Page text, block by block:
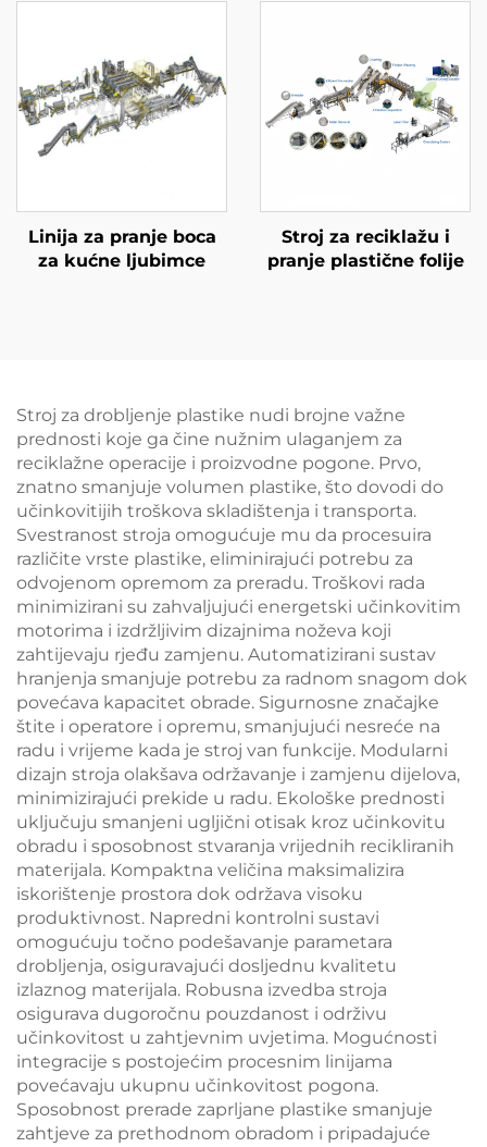
Linija za pranje boca
za kućne ljubimce
Stroj za reciklažu i
pranje plastične folije
Stroj za drobljenje plastike nudi brojne važne
prednosti koje ga čine nužnim ulaganjem za
reciklažne operacije i proizvodne pogone. Prvo,
znatno smanjuje volumen plastike, što dovodi do
učinkovitijih troškova skladištenja i transporta.
Svestranost stroja omogućuje mu da procesuira
različite vrste plastike, eliminirajući potrebu za
odvojenom opremom za preradu. Troškovi rada
minimizirani su zahvaljujući energetski učinkovitim
motorima i izdržljivim dizajnima noževa koji
zahtijevaju rjeđu zamjenu. Automatizirani sustav
hranjenja smanjuje potrebu za radnom snagom dok
povećava kapacitet obrade. Sigurnosne značajke
štite i operatore i opremu, smanjujući nesreće na
radu i vrijeme kada je stroj van funkcije. Modularni
dizajn stroja olakšava održavanje i zamjenu dijelova,
minimizirajući prekide u radu. Ekološke prednosti
uključuju smanjeni ugljični otisak kroz učinkovitu
obradu i sposobnost stvaranja vrijednih recikliranih
materijala. Kompaktna veličina maksimalizira
iskorištenje prostora dok održava visoku
produktivnost. Napredni kontrolni sustavi
omogućuju točno podešavanje parametara
drobljenja, osiguravajući dosljednu kvalitetu
izlaznog materijala. Robusna izvedba stroja
osigurava dugoročnu pouzdanost i održivu
učinkovitost u zahtjevnim uvjetima. Mogućnosti
integracije s postojećim procesnim linijama
povećavaju ukupnu učinkovitost pogona.
Sposobnost prerade zaprljane plastike smanjuje
zahtjeve za prethodnom obradom i pripadajuće